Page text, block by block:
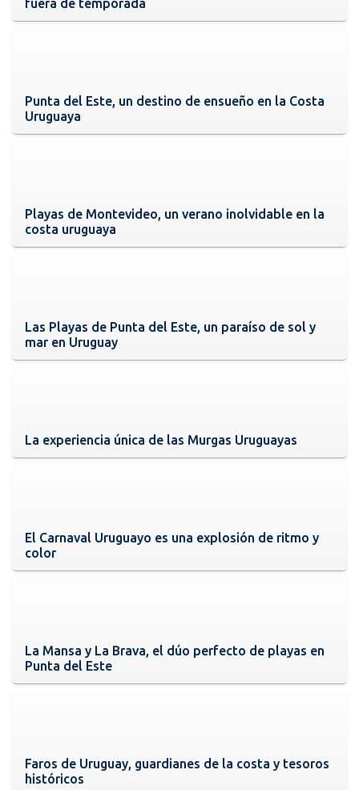
fuera de temporada
Punta del Este, un destino de ensueño en la Costa
Uruguaya
Playas de Montevideo, un verano inolvidable en la
costa uruguaya
Las Playas de Punta del Este, un paraíso de sol y
mar en Uruguay
La experiencia única de las Murgas Uruguayas
El Carnaval Uruguayo es una explosión de ritmo y
color
La Mansa y La Brava, el dúo perfecto de playas en
Punta del Este
Faros de Uruguay, guardianes de la costa y tesoros
históricos